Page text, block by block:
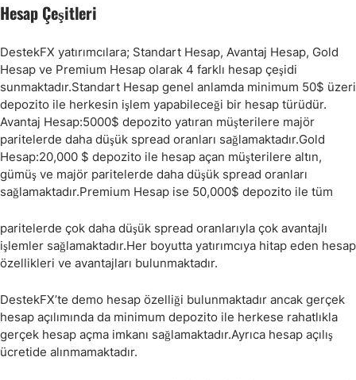
Hesap Çeşitleri
DestekFX yatırımcılara; Standart Hesap, Avantaj Hesap, Gold
Hesap ve Premium Hesap olarak 4 farklı hesap çeşidi
sunmaktadır.Standart Hesap genel anlamda minimum 50$ üzeri
depozito ile herkesin işlem yapabileceği bir hesap türüdür.
Avantaj Hesap:5000$ depozito yatıran müşterilere majör
paritelerde daha düşük spread oranları sağlamaktadır.Gold
Hesap:20,000 $ depozito ile hesap açan müşterilere altın,
gümüş ve majör paritelerde daha düşük spread oranları
sağlamaktadır.Premium Hesap ise 50,000$ depozito ile tüm
paritelerde çok daha düşük spread oranlarıyla çok avantajlı
işlemler sağlamaktadır.Her boyutta yatırımcıya hitap eden hesap
özellikleri ve avantajları bulunmaktadır.
DestekFX’te demo hesap özelliği bulunmaktadır ancak gerçek
hesap açılımında da minimum depozito ile herkese rahatlıkla
gerçek hesap açma imkanı sağlamaktadır.Ayrıca hesap açılış
ücretide alınmamaktadır.